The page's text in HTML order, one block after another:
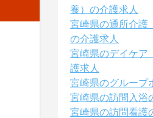
養）の介護求人
宮崎県の通所介護
の介護求人
宮崎県のデイケア
護求人
宮崎県のグループ
宮崎県の訪問入浴
宮崎県の訪問看護